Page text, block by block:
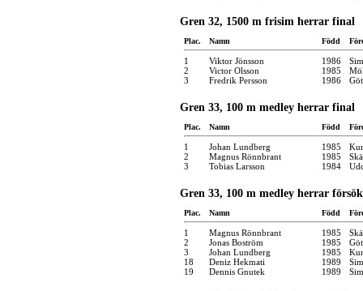
Gren 32, 1500 m frisim herrar final
Plac. Namn Född
1 Viktor Jönsson 1986
2
Victor Olsson 1985
3
Fredrik Persson 1986
Gren 33, 100 m medley herrar final
Plac. Namn Född
1 Johan Lundberg 1985
2
Magnus Rönnbrant 1985
3
Tobias Larsson 1984
Gren 33, 100 m medley herrar försök
Plac. Namn Född
1 Magnus Rönnbrant 1985
2
Jonas Boström 1985
3
Johan Lundberg 1985
18
Deniz Hekmati 1989
19
Dennis Gnutek 1989